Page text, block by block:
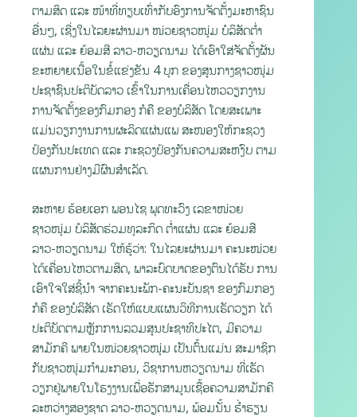
ຕາມສິດ ແລະ ໜ້າທີ່ທຽບເທົ່າກັບອົງການຈັດຕັ້ງມະຫາຊົນ
ອື່ນໆ, ເຊີ່ງໃນໄລຍະຜ່ານມາ ໜ່ວຍຊາວໜຸ່ມ ບໍລິສັດຕໍ່າ
ແຜ່ນ ແລະ ຍ້ອມສີ ລາວ-ຫວຽດນາມ ໄດ້ເອົາໃສ່ຈັດຕັ້ງຜັນ
ຂະຫຍາຍເນື້ອໃນຂໍ້ແຂ່ງຂັນ 4 ບຸກ ຂອງສູນກາງຊາວໜຸ່ມ
ປະຊາຊົນປະຕິບັດລາວ ເຂົ້າໃນການເຄື່ອນໄຫວວຽກງານ
ການຈັດຕັ້ງຂອງກົມກອງ ກໍຄື ຂອງບໍລິສັດ ໂດຍສະເພາະ
ແມ່ນວຽກງານການຜະລິດແຜ່ນແພ ສະໜອງໃຫ້ກະຊວງ
ປ້ອງກັນປະເທດ ແລະ ກະຊວງປ້ອງກັນຄວາມສະຫງົບ ຕາມ
ແຜນການຢ່າງມີຜົນສຳເລັດ.
ສະຫາຍ ຮ້ອຍເອກ ພອນໄຊ ພຸດທະວົງ ເລຂາໜ່ວຍ
ຊາວໜຸ່ມ ບໍລິສັດຮ່ວມທຸລະກິດ ຕ່ຳແຜ່ນ ແລະ ຍ້ອມສີ
ລາວ-ຫວຽດນາມ ໃຫ້ຮູ້ວ່າ: ໃນໄລຍະຜ່ານມາ ຄະນະໜ່ວຍ
ໄດ້ເຄື່ອນໄຫວຕາມສິດ, ພາລະບົດບາດຂອງຕົນໄດ້ຮັບ ການ
ເອົາໃຈໃສ່ຊີ້ນຳ ຈາກຄະນະພັກ-ຄະນະບັນຊາ ຂອງກົມກອງ
ກໍຄື ຂອງບໍລິສັດ ເຮັດໃຫ້ແບບແຜນວິທີການເຮັດວຽກ ໄດ້
ປະຕິບັດຕາມຫຼັກການລວມສູນປະຊາທິປະໄຕ, ມີຄວາມ
ສາມັກຄີ ພາຍໃນໜ່ວຍຊາວໜຸ່ມ ເປັນຕົ້ນແມ່ນ ສະມາຊິກ
ກັບຊາວໜຸ່ມກຳມະກອນ, ວິຊາການຫວຽດນາມ ທີ່ເຮັດ
ວຽກຢູ່ພາຍໃນໂຮງງານເພື່ອຮັກສາມູນເຊື້ອຄວາມສາມັກຄີ
ລະຫວ່າງສອງຊາດ ລາວ-ຫວຽດນາມ, ພ້ອມນັ້ນ ຮ່ໍາຮຽນ